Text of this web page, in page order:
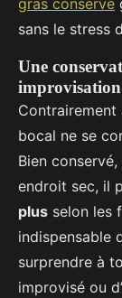
gras conserve
sans le stress
Une
improvisation
Contrairement
bocal ne se
Bien
endroit sec, il
plus selon les
indispensable
surprendre à
improvisé ou